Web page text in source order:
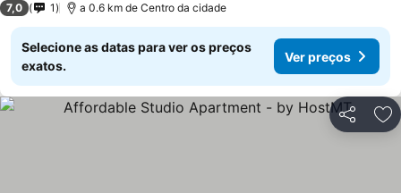
7,0 1 a 0.6 km de Centro da cidade
Selecione as datas para ver os preços
exatos.
Ver preços
Partilhar